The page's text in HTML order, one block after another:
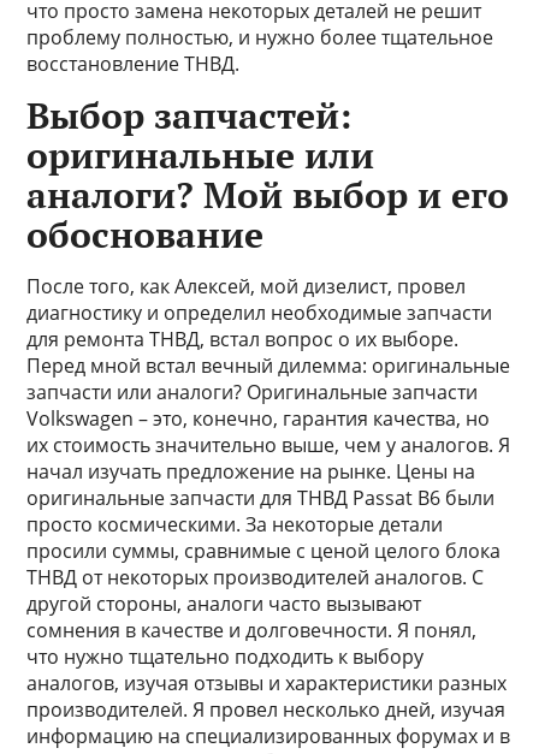
что просто замена некоторых деталей не решит
проблему полностью, и нужно более тщательное
восстановление ТНВД.
Выбор запчастей:
оригинальные или
аналоги? Мой выбор и его
обоснование
После того, как Алексей, мой дизелист, провел
диагностику и определил необходимые запчасти
для ремонта ТНВД, встал вопрос о их выборе.
Перед мной встал вечный дилемма: оригинальные
запчасти или аналоги? Оригинальные запчасти
Volkswagen – это, конечно, гарантия качества, но
их стоимость значительно выше, чем у аналогов. Я
начал изучать предложение на рынке. Цены на
оригинальные запчасти для ТНВД Passat B6 были
просто космическими. За некоторые детали
просили суммы, сравнимые с ценой целого блока
ТНВД от некоторых производителей аналогов. С
другой стороны, аналоги часто вызывают
сомнения в качестве и долговечности. Я понял,
что нужно тщательно подходить к выбору
аналогов, изучая отзывы и характеристики разных
производителей. Я провел несколько дней, изучая
информацию на специализированных форумах и в